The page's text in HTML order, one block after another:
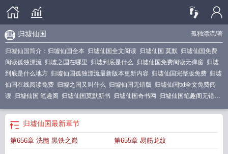
孤独漂流/著
归墟仙国
归墟仙国简介： 归墟仙国全本 归墟仙国全文阅读 归墟仙国 莫默 归墟仙国免费
阅读孤独漂流 归墟之国在哪里 归墟到底是什么 归墟仙国免费阅读无弹窗 归墟
到底是什么地方 归墟仙国孤独漂流最新版本更新内容 归墟仙国完整版免费 归墟
仙国在线阅读免费 归墟之国又叫什么 归墟仙国无错版 归墟仙国txt全文免费阅
读 归墟仙国 笔趣阁 归墟仙国莫默新书 归墟仙国奇书网 归墟仙国笔趣阁无错
仙国免费阅读全文
归墟仙国独孤漂流
谁 归墟仙国最新章节在线阅读
国笔趣阁手机版 归墟仙国电子书 归墟仙国孤独漂流免费阅读
归墟仙国最新章节
第656章 洗髓 黑铁之巅 第655章 易筋龙纹